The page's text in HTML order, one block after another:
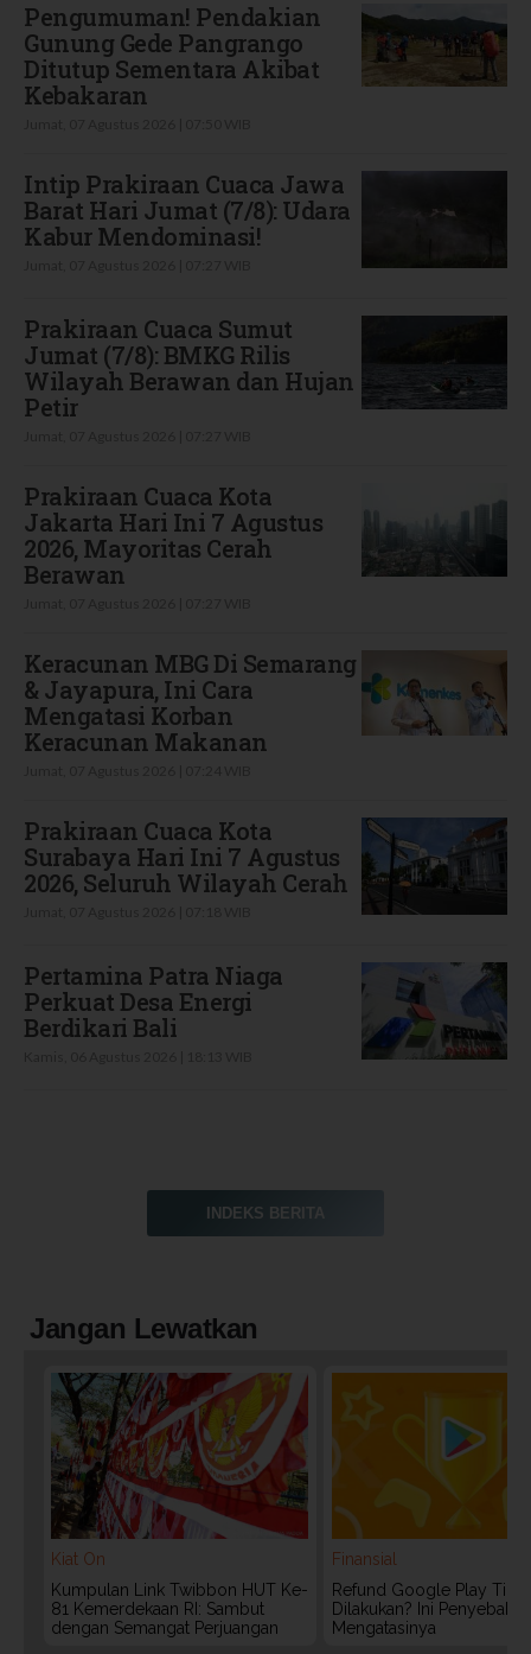
Pengumuman! Pendakian
Gunung Gede Pangrango
Ditutup Sementara Akibat
Kebakaran
Intip Prakiraan Cuaca Jawa
Barat Hari Jumat (7/8): Udara
Kabur Mendominasi!
Prakiraan Cuaca Sumut
Jumat (7/8): BMKG Rilis
Wilayah Berawan dan Hujan
Petir
Prakiraan Cuaca Kota
Jakarta Hari Ini 7 Agustus
2026, Mayoritas Cerah
Berawan
Keracunan MBG Di Semarang
& Jayapura, Ini Cara
Mengatasi Korban
Keracunan Makanan
Prakiraan Cuaca Kota
Surabaya Hari Ini 7 Agustus
2026, Seluruh Wilayah Cerah
Pertamina Patra Niaga
Perkuat Desa Energi
Berdikari Bali
INDEKS BERITA
Jangan Lewatkan
Kiat On
Kumpulan Link Twibbon HUT Ke-
81 Kemerdekaan RI: Sambut
dengan Semangat Perjuangan
Finansial
Refund Google Play
Dilakukan? Ini Penyebab
Mengatasinya